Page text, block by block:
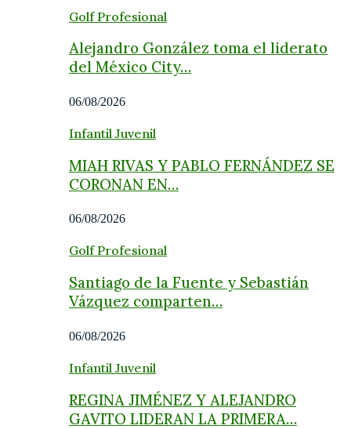
Golf Profesional
Alejandro González toma el liderato
del México City…
06/08/2026
Infantil Juvenil
MIAH RIVAS Y PABLO FERNÁNDEZ SE
CORONAN EN…
06/08/2026
Golf Profesional
Santiago de la Fuente y Sebastián
Vázquez comparten…
06/08/2026
Infantil Juvenil
REGINA JIMÉNEZ Y ALEJANDRO
GAVITO LIDERAN LA PRIMERA…